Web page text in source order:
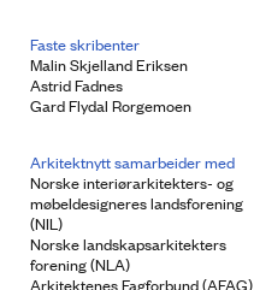
Faste skribenter
Malin Skjelland Eriksen
Astrid Fadnes
Gard Flydal Rorgemoen
Arkitektnytt samarbeider med
Norske interiørarkitekters- og
møbeldesigneres landsforening
(NIL)
Norske landskapsarkitekters
forening (NLA)
Arkitektenes Fagforbund (AFAG)